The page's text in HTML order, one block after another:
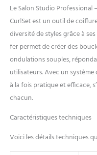
Le Salon Studio Professional
CurlSet est un outil de
diversité de styles grâce à
fer permet de créer des
ondulations souples,
utilisateurs. Avec un
à la fois pratique et efficace,
chacun.
Caractéristiques techniques
Voici les détails techniques